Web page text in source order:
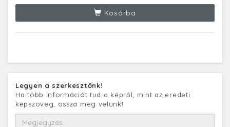
Kosárba
Legyen a szerkesztőnk!
Ha több információt tud a képről, mint az eredeti
képszöveg, ossza meg velünk!